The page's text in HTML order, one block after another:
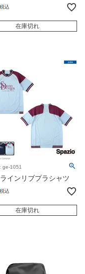
税込
在庫切れ
ge-1051
インリブプラシャツ
税込
在庫切れ